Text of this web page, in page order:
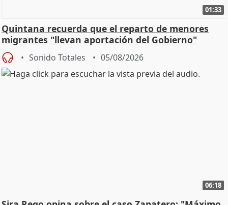
01:33
Quintana recuerda que el reparto de menores
migrantes "llevan aportación del Gobierno"
central
Sonido Totales 05/08/2026
06:18